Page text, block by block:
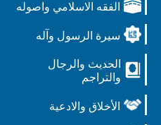
الفقه الاسلامي واصوله
سيرة الرسول وآله
الحديث والرجال
والتراجم
الأخلاق والادعية